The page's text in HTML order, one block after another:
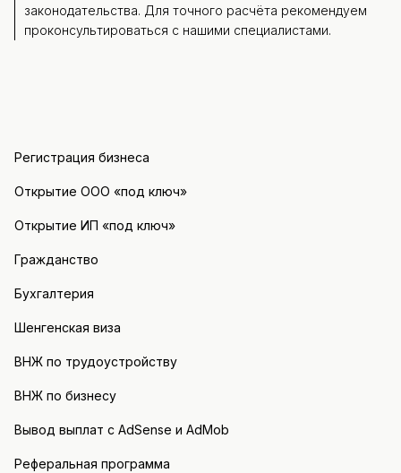
законодательства. Для точного расчёта рекомендуем
проконсультироваться с нашими специалистами.
Регистрация бизнеса
Открытие ООО «под ключ»
Открытие ИП «под ключ»
Гражданство
Бухгалтерия
Шенгенская виза
ВНЖ по трудоустройству
ВНЖ по бизнесу
Вывод выплат с AdSense и AdMob
Реферальная программа